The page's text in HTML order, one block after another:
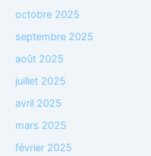
octobre 2025
septembre 2025
août 2025
juillet 2025
avril 2025
mars 2025
février 2025